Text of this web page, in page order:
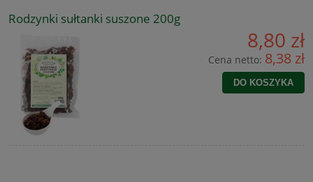
Rodzynki sułtanki suszone 200g
8,80 zł
Cena netto: 8,38 zł
DO KOSZYKA